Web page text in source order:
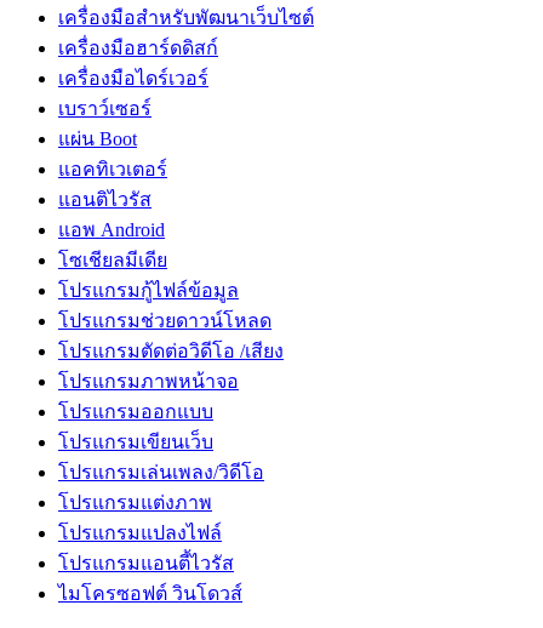
เครื่องมือสำหรับพัฒนาเว็บไซต์
เครื่องมือฮาร์ดดิสก์
เครื่องมือไดร์เวอร์
เบราว์เซอร์
แผ่น Boot
แอคทิเวเตอร์
แอนติไวรัส
แอพ Android
โซเชียลมีเดีย
โปรแกรมกู้ไฟล์ข้อมูล
โปรแกรมช่วยดาวน์โหลด
โปรแกรมตัดต่อวิดีโอ /เสียง
โปรแกรมภาพหน้าจอ
โปรแกรมออกแบบ
โปรแกรมเขียนเว็บ
โปรแกรมเล่นเพลง/วิดีโอ
โปรแกรมแต่งภาพ
โปรแกรมแปลงไฟล์
โปรแกรมแอนตี้ไวรัส
ไมโครซอฟต์ วินโดวส์